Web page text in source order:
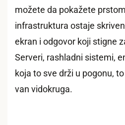
možete da pokažete
infrastruktura ostaje
ekran i odgovor koji stigne
Serveri, rashladni sistemi,
koja to sve drži u pogonu,
van vidokruga.